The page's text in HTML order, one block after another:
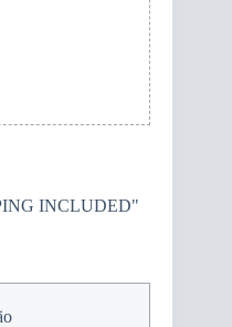
INCLUDED"